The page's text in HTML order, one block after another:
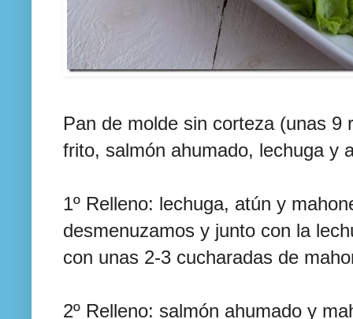
Pan de molde sin corteza (unas 9
frito, salmón ahumado, lechuga y
1º Relleno: lechuga, atún y
desmenuzamos y junto con la
con unas 2-3 cucharadas de
2º Relleno: salmón ahumado y